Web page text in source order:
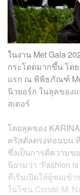
ในงาน Met Gala
กระโดดมากขึ้น โดย
แรก ณ พิพิธภัณฑ์
นิวยอร์ก ในลุคของ
สเดอร์
โดยลุคของ
คริสตัลตรงท่อนบน
ซึ่งเป็นการตีความข
นิยามว่า “Fashion
ที่เริ่มเปิดให้ผู้ชมเข้
ในโซน Condé M.